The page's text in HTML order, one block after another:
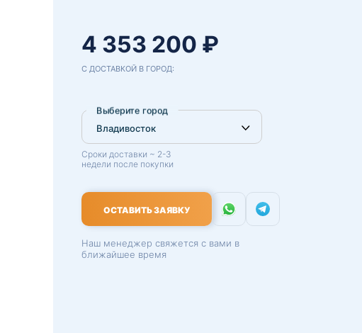
4 353 200 ₽
С ДОСТАВКОЙ В ГОРОД:
Выберите город
Сроки доставки ~ 2-3
недели после покупки
ОСТАВИТЬ ЗАЯВКУ
Наш менеджер свяжется с вами в
ближайшее время